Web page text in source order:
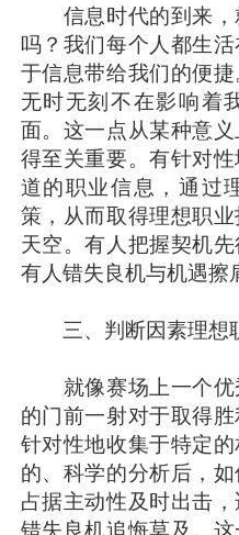
信息时代的到来，
吗？我们每个人都生
于信息带给我们的便
无时无刻不在影响着
面。这一点从某种意
得至关重要。有针对
道的职业信息，通过
策，从而取得理想职
天空。有人把握契机
有人错失良机与机遇擦
三、判断因素理想
就像赛场上一个优
的门前一射对于取得
针对性地收集于特定
的、科学的分析后，
占据主动性及时出击
错失良机追悔莫及。